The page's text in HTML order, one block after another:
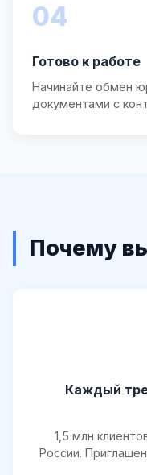
04
Готово к работе
Начинайте обмен
документами с
Почему
Каждый
1,5 млн
России.